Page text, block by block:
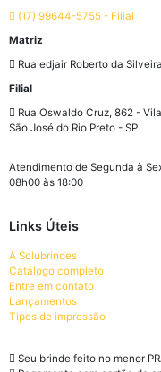
(17) 99644-5755 - Filial
Matriz
Rua edjair Roberto da
Filial
Rua Oswaldo Cruz, 862 -
São José do Rio Preto - SP
Atendimento de Segunda à
08h00 às 18:00
Links Úteis
A Solubrindes
Catálogo completo
Entre em contato
Lançamentos
Tipos de impressão
Seu brinde feito no menor